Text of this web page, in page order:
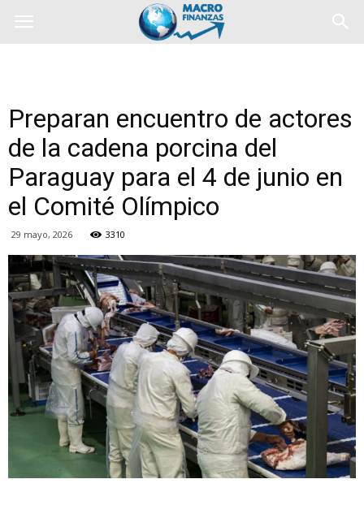
Preparan encuentro de actores
de la cadena porcina del
Paraguay para el 4 de junio en
el Comité Olímpico
29 mayo, 2026 3310